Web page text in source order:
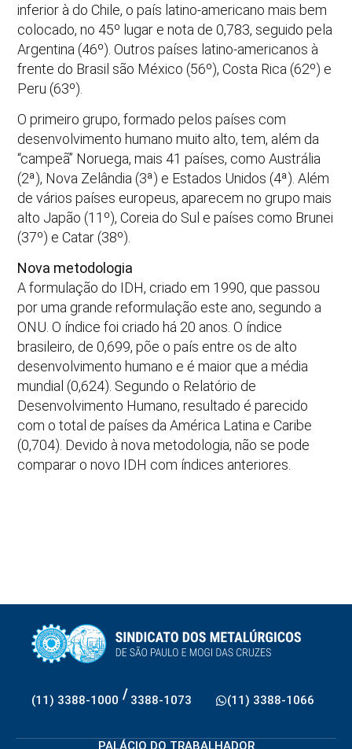
inferior à do Chile, o país latino-americano mais bem
colocado, no 45º lugar e nota de 0,783, seguido pela
Argentina (46º). Outros países latino-americanos à
frente do Brasil são México (56º), Costa Rica (62º) e
Peru (63º).
O primeiro grupo, formado pelos países com
desenvolvimento humano muito alto, tem, além da
“campeã” Noruega, mais 41 países, como Austrália
(2ª), Nova Zelândia (3ª) e Estados Unidos (4ª). Além
de vários países europeus, aparecem no grupo mais
alto Japão (11º), Coreia do Sul e países como Brunei
(37º) e Catar (38º).
Nova metodologia
A formulação do IDH, criado em 1990, que passou
por uma grande reformulação este ano, segundo a
ONU. O índice foi criado há 20 anos. O índice
brasileiro, de 0,699, põe o país entre os de alto
desenvolvimento humano e é maior que a média
mundial (0,624). Segundo o Relatório de
Desenvolvimento Humano, resultado é parecido
com o total de países da América Latina e Caribe
(0,704). Devido à nova metodologia, não se pode
comparar o novo IDH com índices anteriores.
(11) 3388-1000 / 3388-1073 (11) 3388-1066
PALÁCIO DO TRABALHADOR